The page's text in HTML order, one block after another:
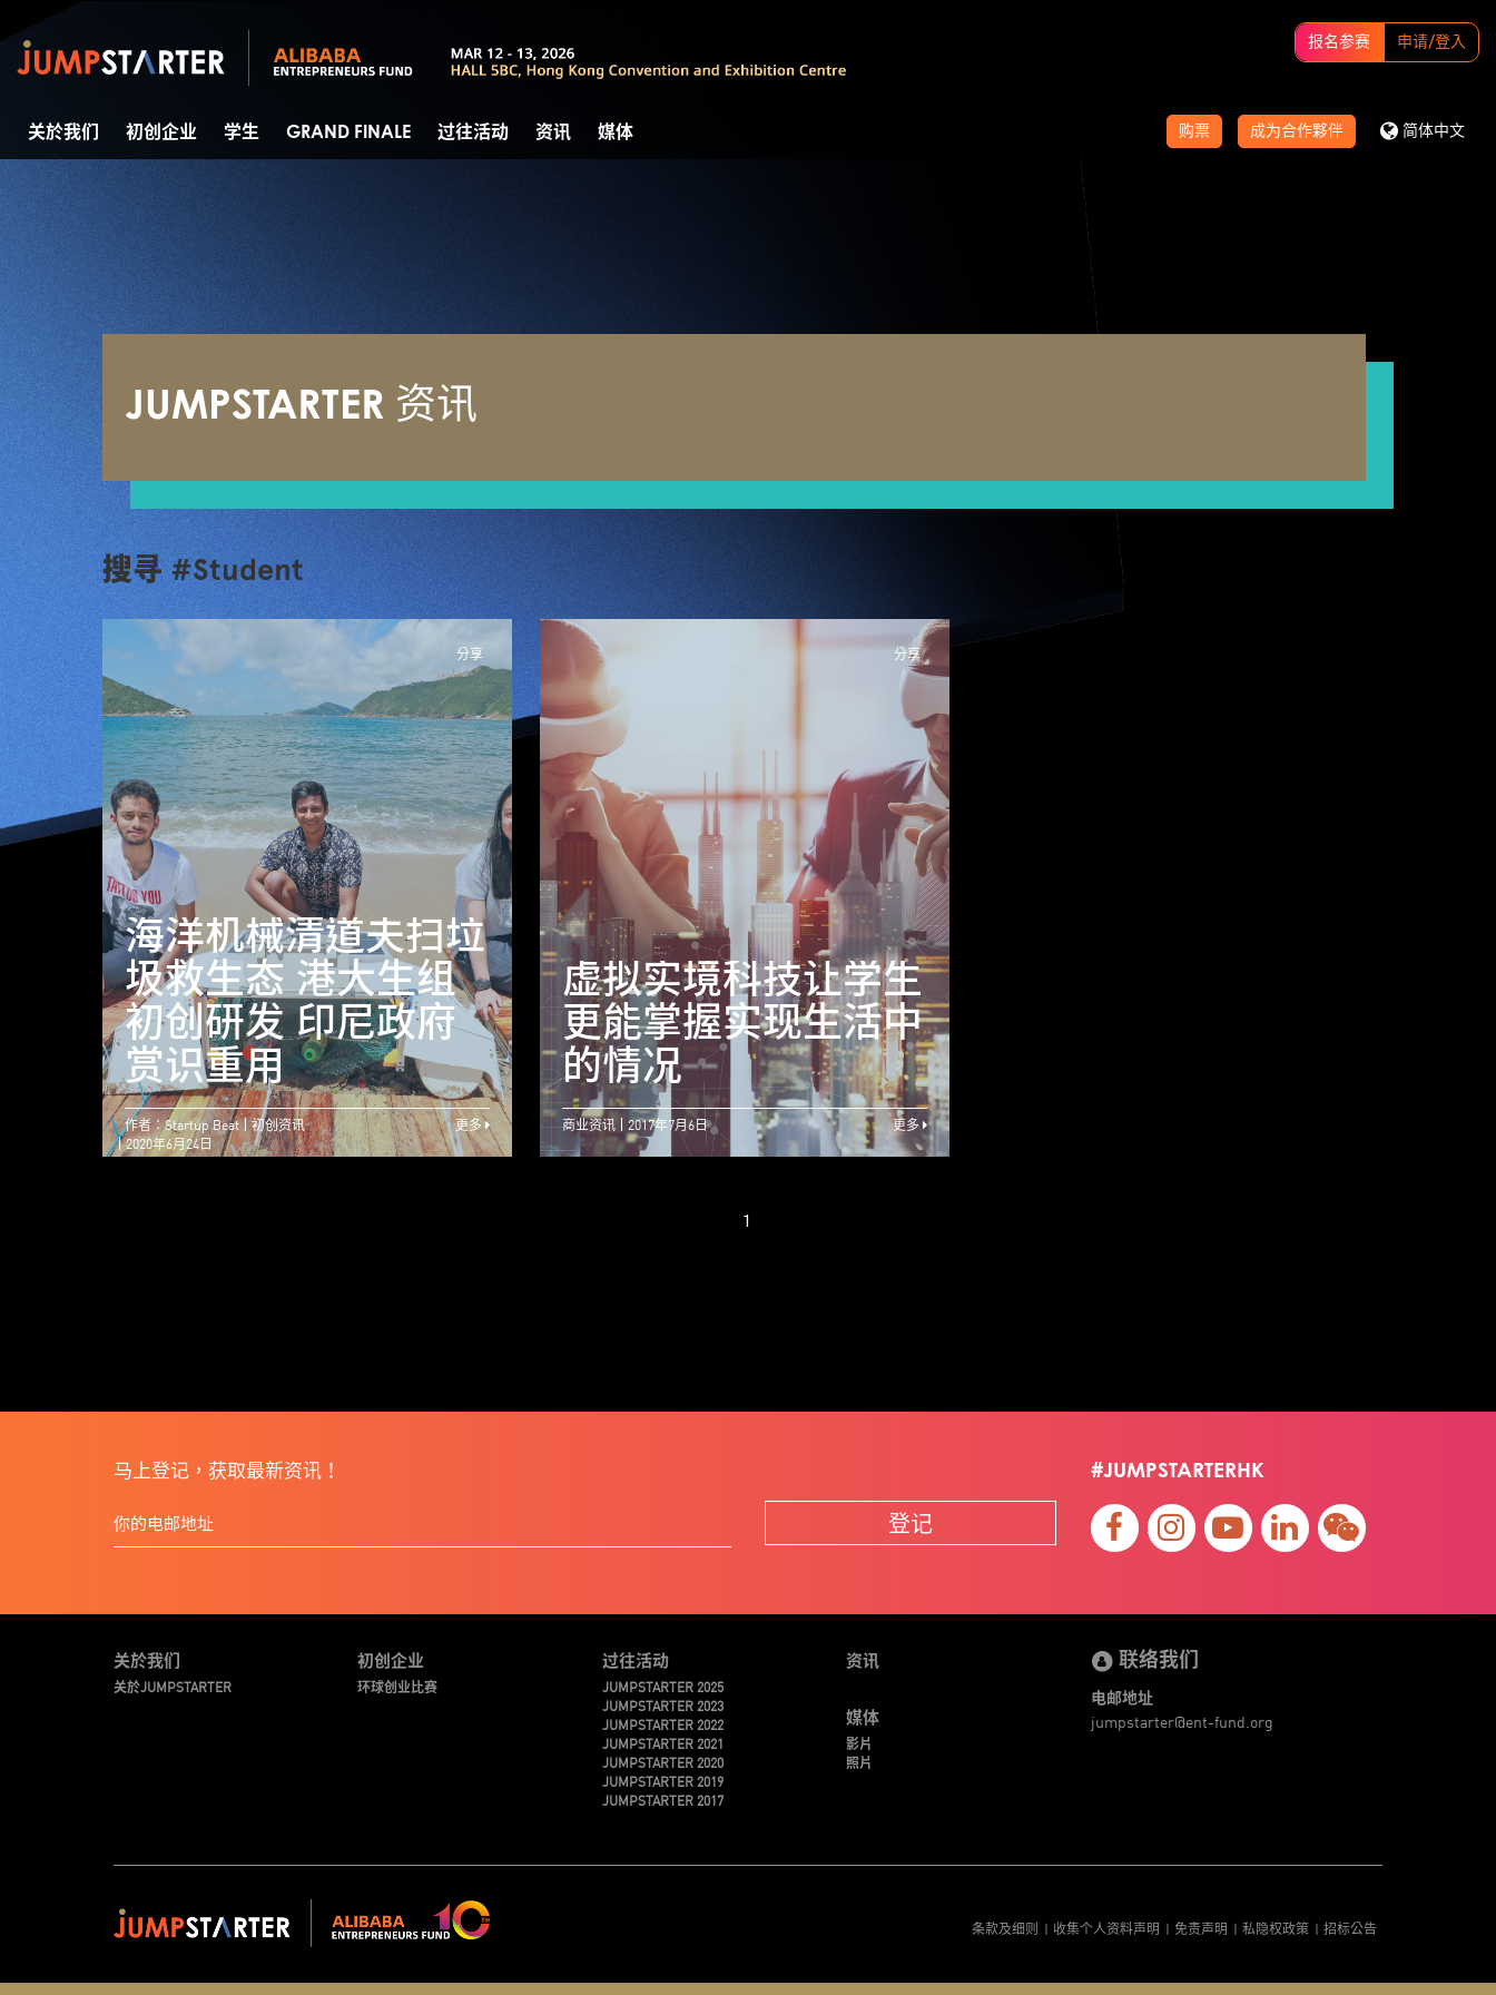
报名参赛 申请/登入
购票 成为合作夥伴 简体中文
关於我们 初创企业 学生 GRAND FINALE 过往活动 资讯 媒体
JUMPSTARTER 资讯
搜寻 #Student
分享
海洋机械清道夫扫垃
圾救生态 港大生组
初创研发 印尼政府
赏识重用
海洋机械清道夫扫垃
圾救生态 港大生组
初创研发 印尼政府
赏识重用
作者：Startup Beat
初创资讯
2020年6月24日
更多
分享
虚拟实境科技让学生
更能掌握实现生活中
的情况
商业资讯 2017年7月6日 更多
1
马上登记，获取最新资讯！
登记
#JUMPSTARTERHK
关於我们
关於JUMPSTARTER
初创企业
环球创业比赛
过往活动
JUMPSTARTER 2025
JUMPSTARTER 2023
JUMPSTARTER 2022
JUMPSTARTER 2021
JUMPSTARTER 2020
JUMPSTARTER 2019
JUMPSTARTER 2017
资讯
媒体
影片
照片
联络我们
电邮地址
jumpstarter@ent-fund.org
条款及细则 收集个人资料声明 免责声明 私隐权政策 招标公告